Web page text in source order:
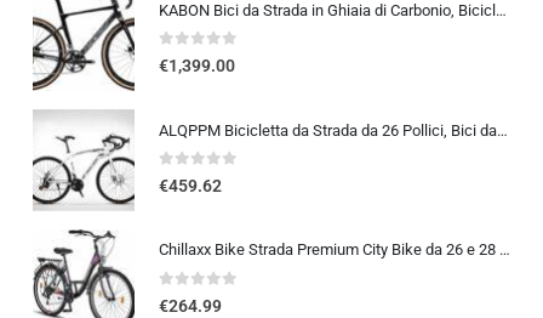
KABON Bici da Strada in Ghiaia di Carbonio, Bicicletta con Telaio in Fibra di Carbonio T800 con Bicicletta da Corsa con Fr…
0out of 5
€1,399.00
ALQPPM Bicicletta da Strada da 26 Pollici, Bici da 24 Velocità, Freno a Doppio Disco, Telaio in Acciaio ad Alto Tenore Di …
0out of 5
€459.62
Chillaxx Bike Strada Premium City Bike da 26 e 28 pollici, bicicletta per ragazze, ragazzi, uomini e donne, cambio a 21 ma…
0out of 5
€264.99